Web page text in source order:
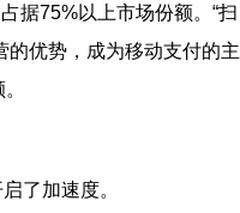
据75%以上市场份额。“扫
的优势，成为移动支付的主
了加速度。